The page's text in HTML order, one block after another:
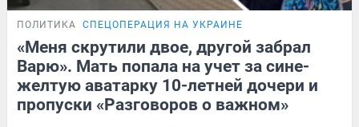
ПОЛИТИКА СПЕЦОПЕРАЦИЯ НА УКРАИНЕ
«Меня скрутили двое, другой забрал
Варю». Мать попала на учет за сине-
желтую аватарку 10-летней дочери и
пропуски «Разговоров о важном»